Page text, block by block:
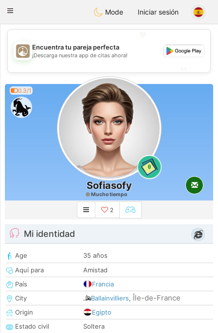
B ahebik
Toggle
Mode Iniciar sesión
💕
Encuentra tu pareja perfecta
¡Descarga nuestra app de citas ahora!
0.3/1
0
Sofiasofy
Mucho tiempo
2
Mi identidad
Age
35 años
Aquí para
Amistad
País
Francia
City
Ballainvilliers, Île-de-France
Origin
Egipto
Estado civil
Soltera